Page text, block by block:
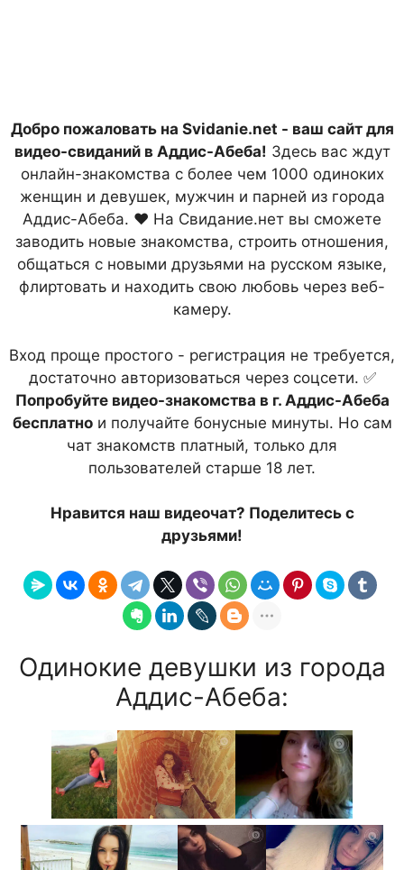
Добро пожаловать на Svidanie.net - ваш сайт для
видео-свиданий в Аддис-Абеба! Здесь вас ждут
онлайн-знакомства с более чем 1000 одиноких
женщин и девушек, мужчин и парней из города
Аддис-Абеба. ❤ На Свидание.нет вы сможете
заводить новые знакомства, строить отношения,
общаться с новыми друзьями на русском языке,
флиртовать и находить свою любовь через веб-
камеру.
Вход проще простого - регистрация не требуется,
достаточно авторизоваться через соцсети. ✅
Попробуйте видео-знакомства в г. Аддис-Абеба
бесплатнои получайте бонусные минуты. Но сам
чат знакомств платный, только для
пользователей старше 18 лет.
Нравится наш видеочат? Поделитесь с
друзьями!
Одинокие девушки из города
Аддис-Абеба: